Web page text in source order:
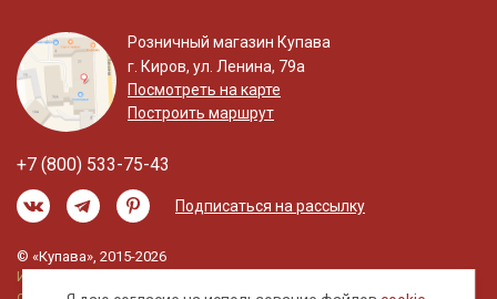
Розничный магазин Купава
г. Киров, ул. Ленина, 79а
Посмотреть на карте
Построить маршрут
+7 (800) 533-75-43
Подписаться на рассылку
© «Купава», 2015-2026
Информация на сайте не является публичной